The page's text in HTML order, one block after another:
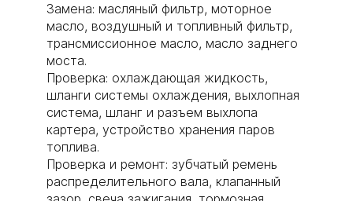
Замена: масляный фильтр, моторное
масло, воздушный и топливный фильтр,
трансмиссионное масло, масло заднего
моста.
Проверка: охлаждающая жидкость,
шланги системы охлаждения, выхлопная
система, шланг и разъем выхлопа
картера, устройство хранения паров
топлива.
Проверка и ремонт: зубчатый ремень
распределительного вала, клапанный